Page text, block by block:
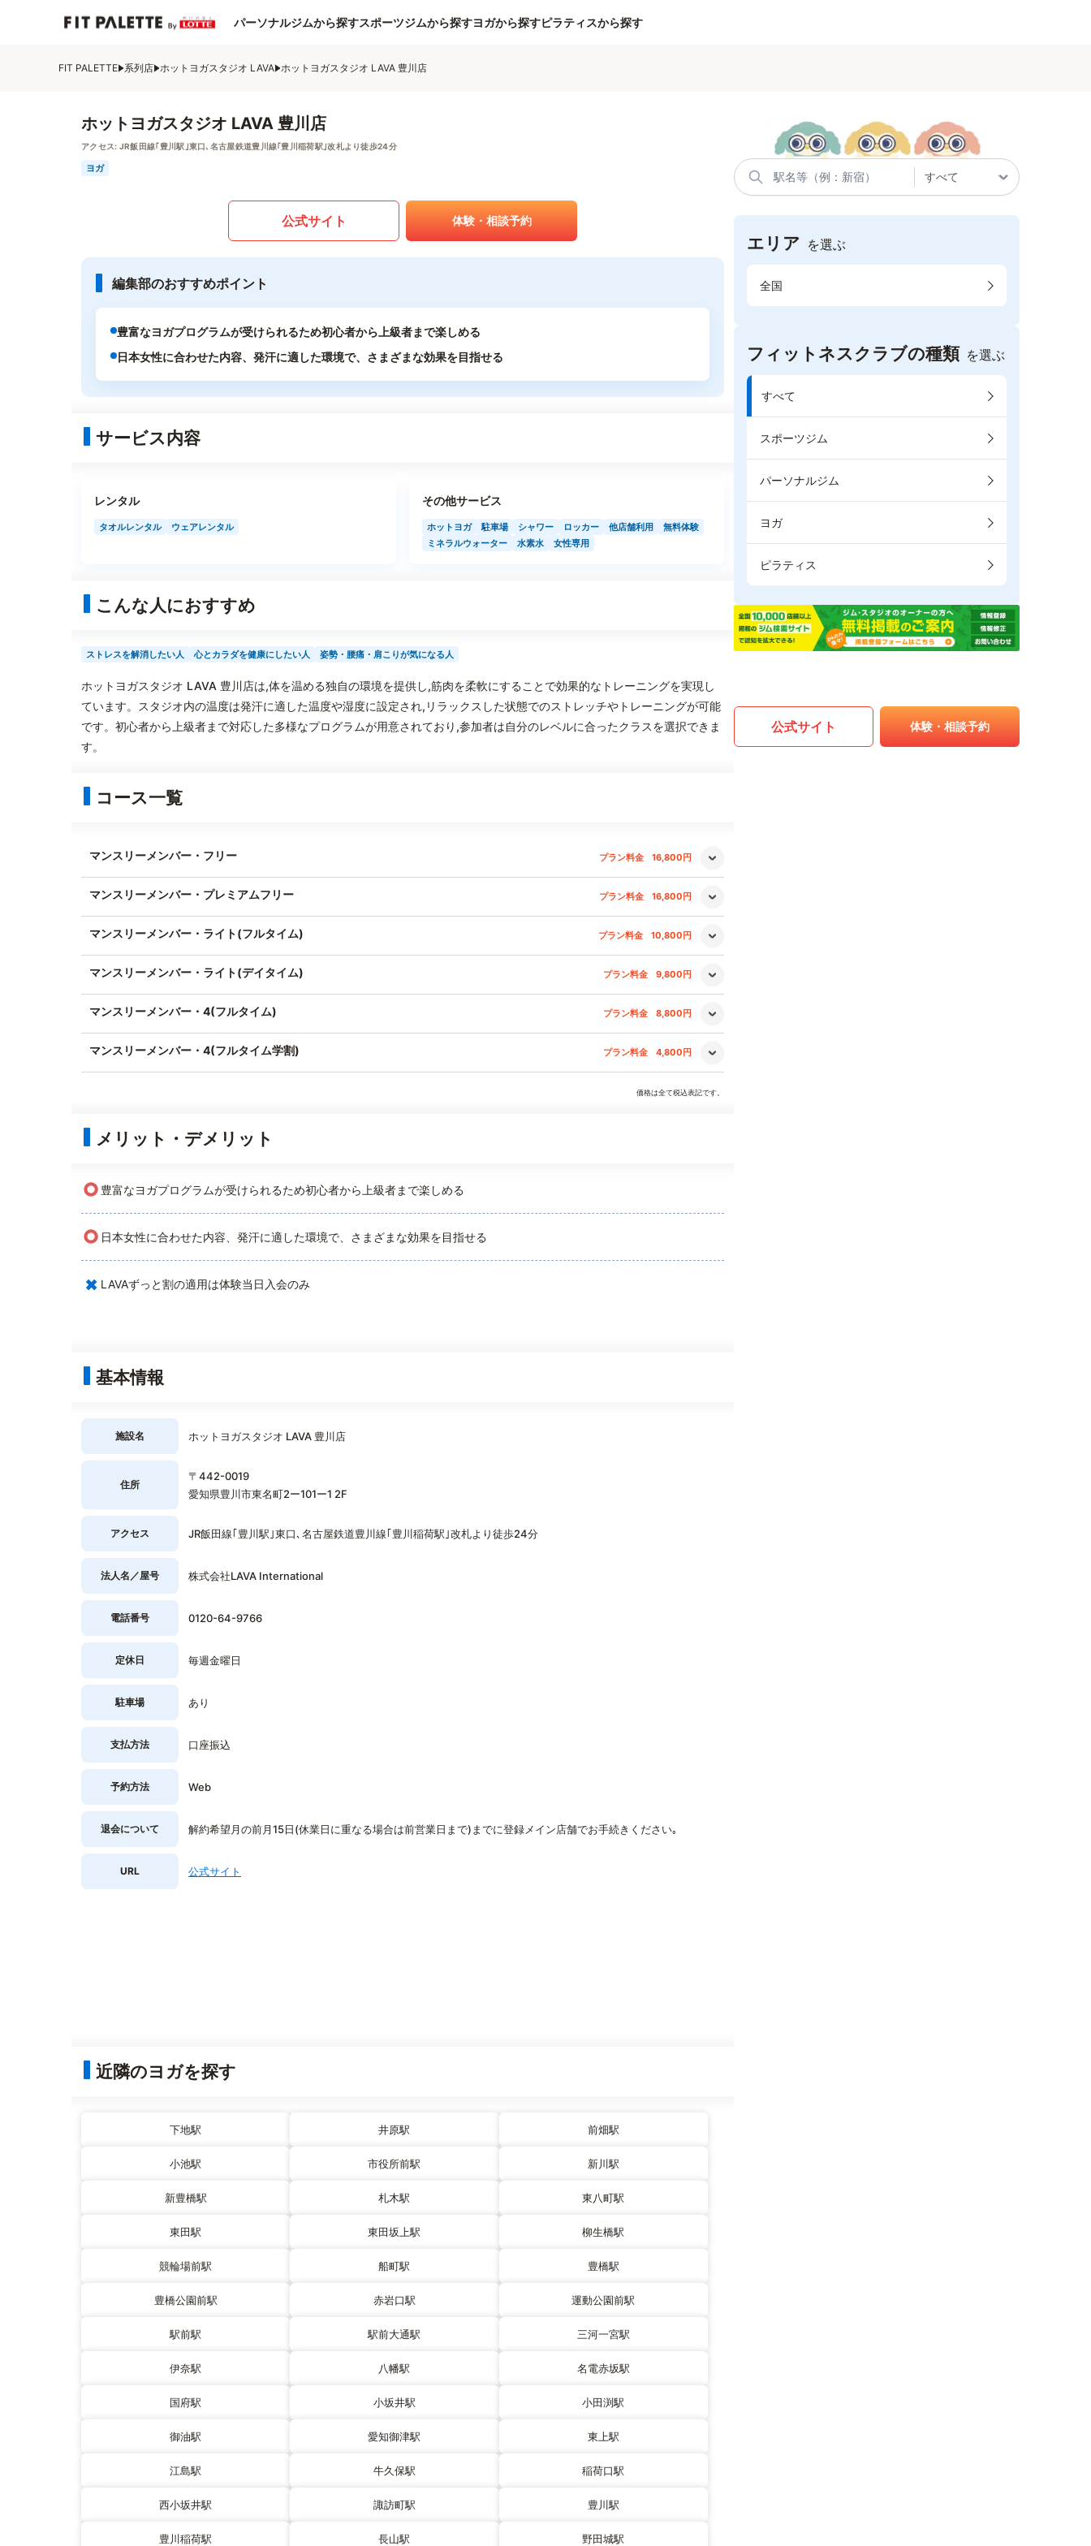
パーソナルジムから探すスポーツジムから探すヨガから探すピラティスから探す
FIT PALETTE 系列店 ホットヨガスタジオ LAVA ホットヨガスタジオ LAVA 豊川店
ホットヨガスタジオ LAVA 豊川店
アクセス: JR飯田線｢豊川駅｣東口､名古屋鉄道豊川線｢豊川稲荷駅｣改札より徒歩24分
ヨガ
公式サイト 体験・相談予約
編集部のおすすめポイント
豊富なヨガプログラムが受けられるため初心者から上級者まで楽しめる
日本女性に合わせた内容、発汗に適した環境で、さまざまな効果を目指せる
サービス内容
レンタル
タオルレンタル ウェアレンタル
その他サービス
ホットヨガ 駐車場 シャワー ロッカー 他店舗利用
無料体験
ミネラルウォーター
水素水 女性専用
こんな人におすすめ
ストレスを解消したい人 心とカラダを健康にしたい人 姿勢・腰痛・肩こりが気になる人
ホットヨガスタジオ LAVA 豊川店は,体を温める独自の環境を提供し,筋肉を柔軟にすることで効果的なトレーニングを実現し
ています。スタジオ内の温度は発汗に適した温度や湿度に設定され,リラックスした状態でのストレッチやトレーニングが可能
です。初心者から上級者まで対応した多様なプログラムが用意されており,参加者は自分のレベルに合ったクラスを選択できま
す。
コース一覧
マンスリーメンバー・フリー プラン料金 16,800円
マンスリーメンバー・プレミアムフリー プラン料金 16,800円
マンスリーメンバー・ライト(フルタイム) プラン料金 10,800円
マンスリーメンバー・ライト(デイタイム) プラン料金 9,800円
マンスリーメンバー・4(フルタイム) プラン料金 8,800円
マンスリーメンバー・4(フルタイム学割) プラン料金 4,800円
価格は全て税込表記です。
メリット・デメリット
○ 豊富なヨガプログラムが受けられるため初心者から上級者まで楽しめる
○ 日本女性に合わせた内容、発汗に適した環境で、さまざまな効果を目指せる
× LAVAずっと割の適用は体験当日入会のみ
基本情報
施設名 ホットヨガスタジオ LAVA 豊川店
住所
〒442-0019
愛知県豊川市東名町2ー101ー1 2F
アクセス JR飯田線｢豊川駅｣東口､名古屋鉄道豊川線｢豊川稲荷駅｣改札より徒歩24分
法人名／屋号 株式会社LAVA International
電話番号 0120-64-9766
定休日 毎週金曜日
駐車場 あり
支払方法 口座振込
予約方法 Web
退会について 解約希望月の前月15日(休業日に重なる場合は前営業日まで)までに登録メイン店舗でお手続きください｡
URL 公式サイト
近隣のヨガを探す
下地駅 井原駅 前畑駅
小池駅 市役所前駅 新川駅
新豊橋駅 札木駅 東八町駅
東田駅 東田坂上駅 柳生橋駅
競輪場前駅 船町駅 豊橋駅
豊橋公園前駅 赤岩口駅 運動公園前駅
駅前駅 駅前大通駅 三河一宮駅
伊奈駅 八幡駅 名電赤坂駅
国府駅 小坂井駅 小田渕駅
御油駅 愛知御津駅 東上駅
江島駅 牛久保駅 稲荷口駅
西小坂井駅 諏訪町駅 豊川駅
豊川稲荷駅 長山駅 野田城駅
エリア を選ぶ
全国
フィットネスクラブの種類 を選ぶ
すべて
スポーツジム
パーソナルジム
ヨガ
ピラティス
公式サイト 体験・相談予約